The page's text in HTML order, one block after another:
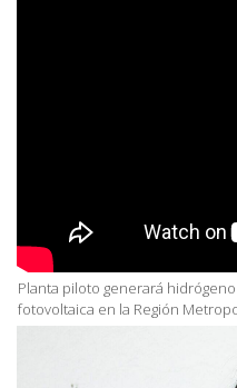
Planta piloto generará
fotovoltaica en la Región